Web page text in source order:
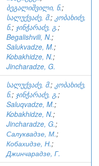
ბეგალიშვილი, ნ.;
სალუქვაძე, მ.; კობახიძე,
ნ.; ჯინჭარაძე, გ.;
Begalishvili, N.;
Salukvadze, M.;
Kobakhidze, N.;
Jincharadze, G.
სალუქვაძე, მ.; კობახიძე,
ნ.; ჯინჭარაძე, გ.;
Saluqvadze, M.;
Kobakhidze, N.;
Jincharadze, G.;
Салуквадзе, М.;
Кобахидзе, Н.;
Джинчарадзе, Г.